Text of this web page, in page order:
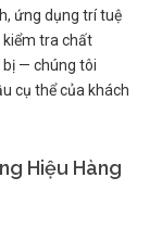
ứng dụng trí tuệ
kiểm tra chất
bị — chúng tôi
cụ thể của khách
Hiệu Hàng